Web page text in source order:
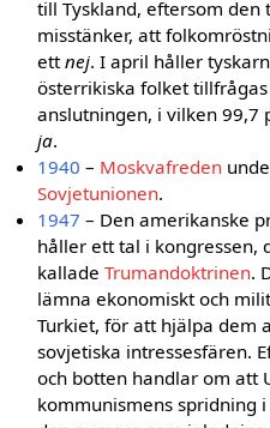
till Tyskland, eftersom
misstänker, att
ettnej. I april håller
österrikiska folket
anslutningen, i vilken 99,7
ja.
1940 – Moskvafreden
Sovjetunionen.
1947 – Den amerikanske
håller ett tal i kongressen,
kalladeTrumandoktrinen.
lämna ekonomiskt och
Turkiet, för att hjälpa dem
sovjetiska intressesfären.
och botten handlar om att
kommunismens spridning